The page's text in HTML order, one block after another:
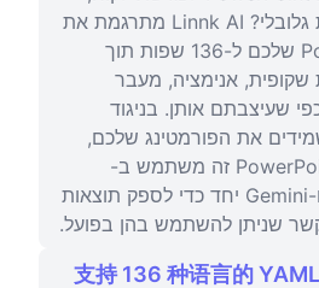
כנס בינלאומי או צוות גלובלי? Linnk AI מתרגמת את
מצגות ה-PowerPoint שלכם ל-136 שפות תוך
אנימציה, מעבר
שעיצבתם אותן. בניגוד
את הפורמטינג שלכם,
כלי תרגום מצגות PowerPoint זה משתמש ב-
ChatGPT, Claude ו-Gemini יחד כדי לספק תוצאות
שניתן להשתמש בהן בפועל.
支持 136 种语言的